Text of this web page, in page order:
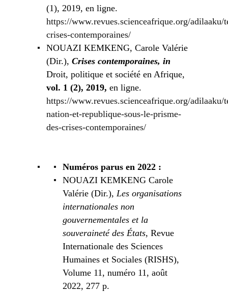
(1), 2019, en ligne.
https://www.revues.scienceafrique.org/adilaaku/
crises-contemporaines/
NOUAZI KEMKENG, Carole Valérie
(Dir.), Crises contemporaines, in
Droit, politique et société en Afrique,
vol. 1 (2), 2019, en ligne.
https://www.revues.scienceafrique.org/adilaaku/
nation-et-republique-sous-le-prisme-
des-crises-contemporaines/
Numéros parus en 2022 :
NOUAZI KEMKENG Carole
Valérie (Dir.), Les organisations
internationales non
gouvernementales et la
souveraineté des États, Revue
Internationale des Sciences
Humaines et Sociales (RISHS),
Volume 11, numéro 11, août
2022, 277 p.